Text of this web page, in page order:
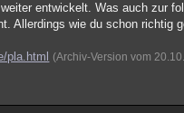
entwickelt. Was auch zur
Allerdings wie du schon
pla.html (Archiv-Version vom